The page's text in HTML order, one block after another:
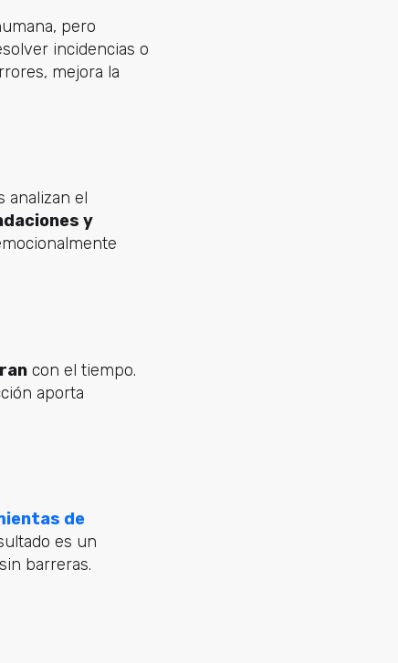
pero
incidencias o
mejora la
analizan el
y
con el tiempo.
aporta
de
es un
barreras.